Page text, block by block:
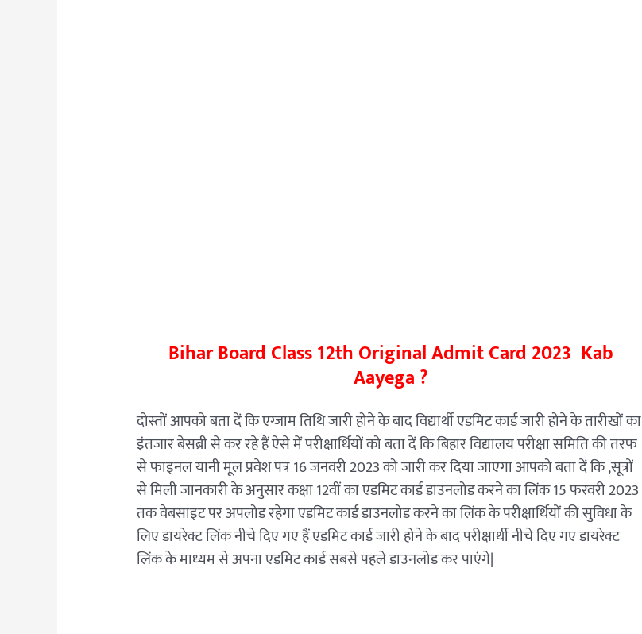
Bihar Board Class 12th Original Admit Card 2023 Kab
Aayega ?
दोस्तों आपको बता दें कि एग्जाम तिथि जारी होने के बाद विद्यार्थी एडमिट कार्ड जारी होने के तारीखों का
इंतजार बेसब्री से कर रहे हैं ऐसे में परीक्षार्थियों को बता दें कि बिहार विद्यालय परीक्षा समिति की तरफ
से फाइनल यानी मूल प्रवेश पत्र 16 जनवरी 2023 को जारी कर दिया जाएगा आपको बता दें कि ,सूत्रों
से मिली जानकारी के अनुसार कक्षा 12वीं का एडमिट कार्ड डाउनलोड करने का लिंक 15 फरवरी 2023
तक वेबसाइट पर अपलोड रहेगा एडमिट कार्ड डाउनलोड करने का लिंक के परीक्षार्थियों की सुविधा के
लिए डायरेक्ट लिंक नीचे दिए गए हैं एडमिट कार्ड जारी होने के बाद परीक्षार्थी नीचे दिए गए डायरेक्ट
लिंक के माध्यम से अपना एडमिट कार्ड सबसे पहले डाउनलोड कर पाएंगे|